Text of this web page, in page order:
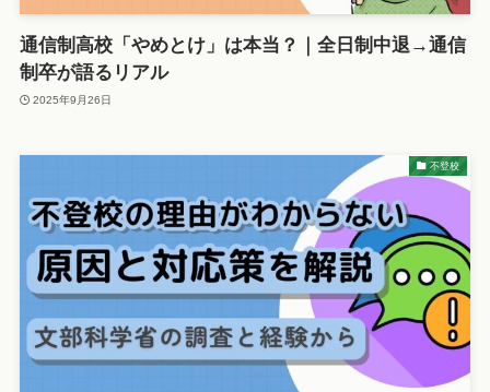
通信制高校「やめとけ」は本当？｜全日制中退→通信
制卒が語るリアル
2025年9月26日
不登校